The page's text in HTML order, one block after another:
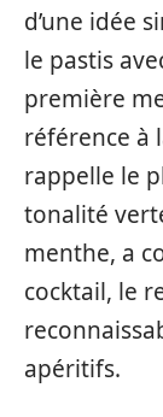
d’une idée
le pastis
première
référence à
rappelle le
tonalité
menthe, a
cocktail, le
apéritifs.